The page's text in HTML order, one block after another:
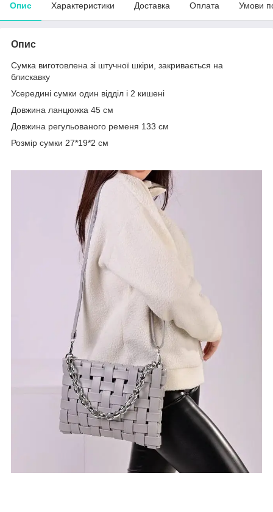
Опис Характеристики Доставка Оплата Умови
Опис
Сумка виготовлена зі штучної шкіри, закривається на
блискавку
Усередині сумки один відділ і 2 кишені
Довжина ланцюжка 45 см
Довжина регульованого ременя 133 см
Розмір сумки 27*19*2 см